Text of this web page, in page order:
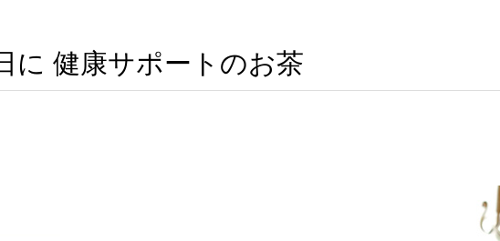
に 健康サポートのお茶